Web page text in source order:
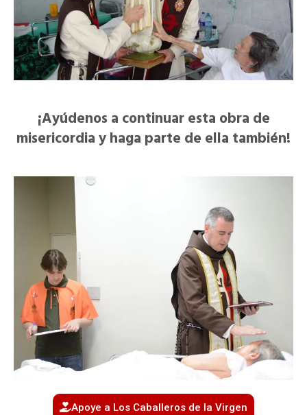
¡Ayúdenos a continuar esta obra de
misericordia y haga parte de ella también!
Apoye a Los Caballeros de la Virgen